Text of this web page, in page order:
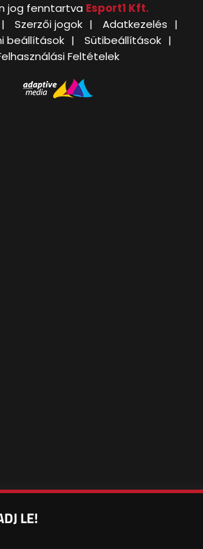
jog fenntartva Esport1 Kft.
Szerzői jogok
Adatkezelés
beállítások
Sütibeállítások
Feltételek
LE!